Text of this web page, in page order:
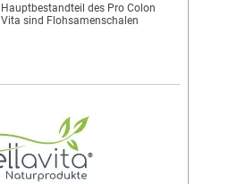
Hauptbestandteil des Pro Colon
Vita sind Flohsamenschalen